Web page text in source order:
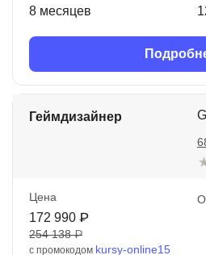
8 месяцев
Геймдизайнер
Цена
172 990 ₽
254 138 ₽
с промокодом kursy-online15